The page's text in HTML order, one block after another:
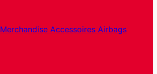
Merchandise Accessoires Airbags